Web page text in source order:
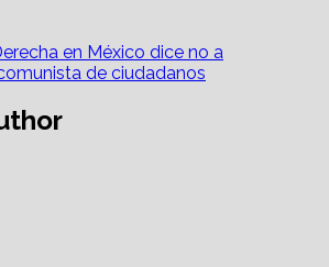
en México dice no a
de ciudadanos